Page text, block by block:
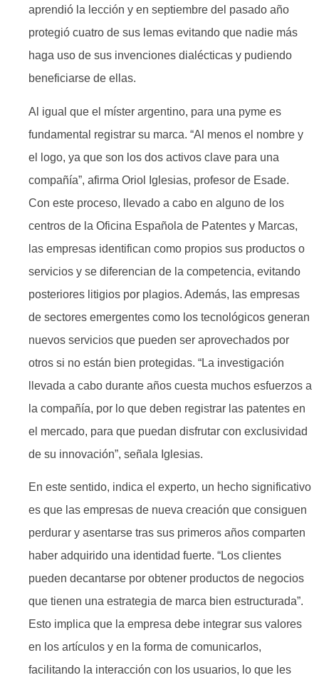
aprendió la lección y en septiembre del pasado año
protegió cuatro de sus lemas evitando que nadie más
haga uso de sus invenciones dialécticas y pudiendo
beneficiarse de ellas.
Al igual que el míster argentino, para una pyme es
fundamental registrar su marca. “Al menos el nombre y
el logo, ya que son los dos activos clave para una
compañía”, afirma Oriol Iglesias, profesor de Esade.
Con este proceso, llevado a cabo en alguno de los
centros de la Oficina Española de Patentes y Marcas,
las empresas identifican como propios sus productos o
servicios y se diferencian de la competencia, evitando
posteriores litigios por plagios. Además, las empresas
de sectores emergentes como los tecnológicos generan
nuevos servicios que pueden ser aprovechados por
otros si no están bien protegidas. “La investigación
llevada a cabo durante años cuesta muchos esfuerzos a
la compañía, por lo que deben registrar las patentes en
el mercado, para que puedan disfrutar con exclusividad
de su innovación”, señala Iglesias.
En este sentido, indica el experto, un hecho significativo
es que las empresas de nueva creación que consiguen
perdurar y asentarse tras sus primeros años comparten
haber adquirido una identidad fuerte. “Los clientes
pueden decantarse por obtener productos de negocios
que tienen una estrategia de marca bien estructurada”.
Esto implica que la empresa debe integrar sus valores
en los artículos y en la forma de comunicarlos,
facilitando la interacción con los usuarios, lo que les